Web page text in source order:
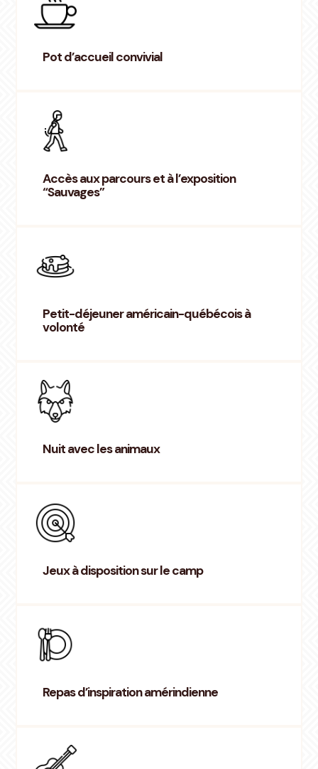
Pot d’accueil convivial
Accès aux parcours et à l’exposition
“Sauvages”
Petit-déjeuner américain-québécois à
volonté
Nuit avec les animaux
Jeux à disposition sur le camp
Repas d’inspiration amérindienne